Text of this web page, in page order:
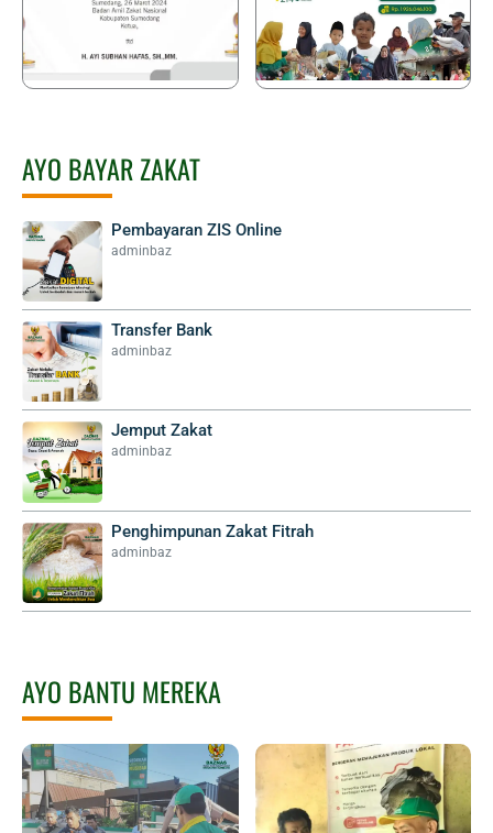
AYO BAYAR ZAKAT
Pembayaran ZIS Online
adminbaz
Transfer Bank
adminbaz
Jemput Zakat
adminbaz
Penghimpunan Zakat Fitrah
adminbaz
AYO BANTU MEREKA